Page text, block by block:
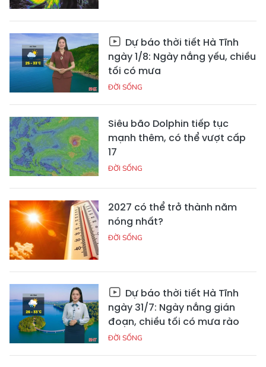
Dự báo thời tiết Hà Tĩnh
ngày 1/8: Ngày nắng yếu, chiều
tối có mưa
ĐỜI SỐNG
Siêu bão Dolphin tiếp tục
mạnh thêm, có thể vượt cấp
17
ĐỜI SỐNG
2027 có thể trở thành năm
nóng nhất?
ĐỜI SỐNG
Dự báo thời tiết Hà Tĩnh
ngày 31/7: Ngày nắng gián
đoạn, chiều tối có mưa rào
ĐỜI SỐNG